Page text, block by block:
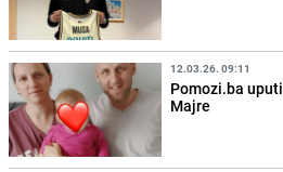
12.03.26. 09:11
Pomozi.ba
Majre